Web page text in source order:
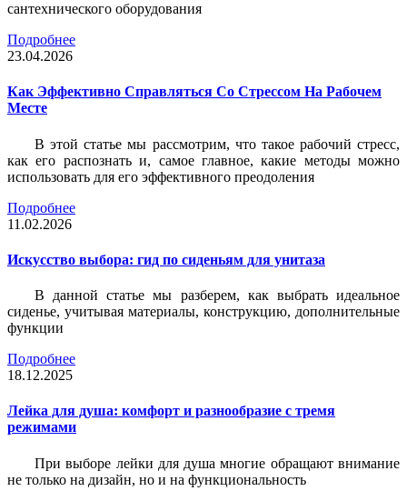
сантехнического оборудования
Подробнее
23.04.2026
Как Эффективно Справляться Со Стрессом На Рабочем
Месте
В этой статье мы рассмотрим, что такое рабочий стресс,
как его распознать и, самое главное, какие методы можно
использовать для его эффективного преодоления
Подробнее
11.02.2026
Искусство выбора: гид по сиденьям для унитаза
В данной статье мы разберем, как выбрать идеальное
сиденье, учитывая материалы, конструкцию, дополнительные
функции
Подробнее
18.12.2025
Лейка для душа: комфорт и разнообразие с тремя
режимами
При выборе лейки для душа многие обращают внимание
не только на дизайн, но и на функциональность